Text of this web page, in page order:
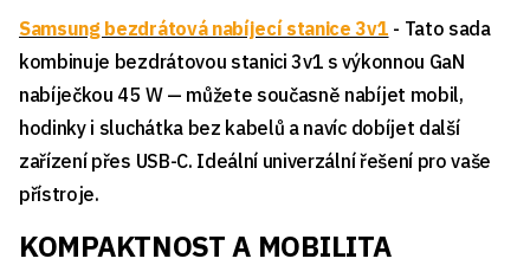
Samsung bezdrátová nabíjecí stanice 3v1 - Tato sada
kombinuje bezdrátovou stanici 3v1 s výkonnou GaN
nabíječkou 45 W — můžete současně nabíjet mobil,
hodinky i sluchátka bez kabelů a navíc dobíjet další
zařízení přes USB-C. Ideální univerzální řešení pro vaše
přístroje.
KOMPAKTNOST A MOBILITA